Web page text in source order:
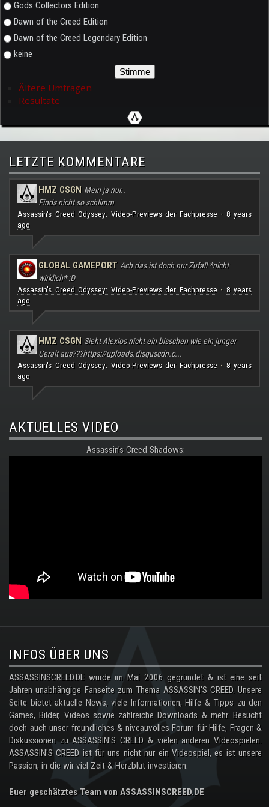
Gods Collectors Edition
Dawn of the Creed Edition
Dawn of the Creed Legendary Edition
keine
Ältere Umfragen
Resultate
LETZTE KOMMENTARE
HMZ CSGN Mein ja nur..
Finds nicht so schlimm
Assassin's Creed Odyssey: Video-Previews der Fachpresse· 8 years
ago
GLOBAL GAMEPORT Ach das ist doch nur Zufall *nicht
wirklich* :D
Assassin's Creed Odyssey: Video-Previews der Fachpresse· 8 years
ago
HMZ CSGN Sieht Alexios nicht ein bisschen wie ein junger
Geralt aus???https://uploads.disquscdn.c...
Assassin's Creed Odyssey: Video-Previews der Fachpresse· 8 years
ago
AKTUELLES VIDEO
Assassin's Creed Shadows:
.
INFOS ÜBER UNS
ASSASSINSCREED.DE wurde im Mai 2006 gegründet & ist eine seit
Jahren unabhängige Fanseite zum Thema ASSASSIN'S CREED. Unsere
Seite bietet aktuelle News, viele Informationen, Hilfe & Tipps zu den
Games, Bilder, Videos sowie zahlreiche Downloads & mehr. Besucht
doch auch unser freundliches & niveauvolles Forum für Hilfe, Fragen &
Diskussionen zu ASSASSIN'S CREED & vielen anderen Videospielen.
ASSASSIN'S CREED ist für uns nicht nur ein Videospiel, es ist unsere
Passion, in die wir viel Zeit & Herzblut investieren.
Euer geschätztes Team von ASSASSINSCREED.DE